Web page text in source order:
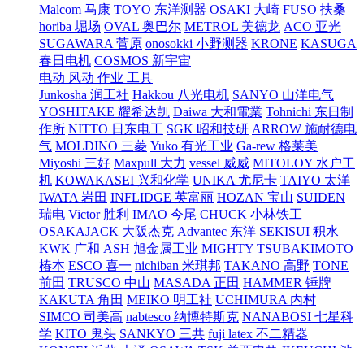
Malcom 马康 TOYO 东洋测器 OSAKI 大崎 FUSO 扶桑
horiba 堀场 OVAL 奥巴尔 METROL 美德龙 ACO 亚光
SUGAWARA 菅原 onosokki 小野测器 KRONE KASUGA
春日电机 COSMOS 新宇宙
电动 风动 作业 工具
Junkosha 润工社 Hakkou 八光电机 SANYO 山洋电气
YOSHITAKE 耀希达凯 Daiwa 大和電業 Tohnichi 东日制
作所 NITTO 日东电工 SGK 昭和技研 ARROW 施耐德电
气 MOLDINO 三菱 Yuko 有光工业 Ga-rew 格莱美
Miyoshi 三好 Maxpull 大力 vessel 威威 MITOLOY 水户工
机 KOWAKASEI 兴和化学 UNIKA 尤尼卡 TAIYO 太洋
IWATA 岩田 INFLIDGE 英富丽 HOZAN 宝山 SUIDEN
瑞电 Victor 胜利 IMAO 今尾 CHUCK 小林铁工
OSAKAJACK 大阪杰克 Advantec 东洋 SEKISUI 积水
KWK 广和 ASH 旭金属工业 MIGHTY TSUBAKIMOTO
椿本 ESCO 喜一 nichiban 米琪邦 TAKANO 高野 TONE
前田 TRUSCO 中山 MASADA 正田 HAMMER 锤牌
KAKUTA 角田 MEIKO 明工社 UCHIMURA 内村
SIMCO 司美高 nabtesco 纳博特斯克 NANABOSI 七星科
学 KITO 鬼头 SANKYO 三共 fuji latex 不二精器